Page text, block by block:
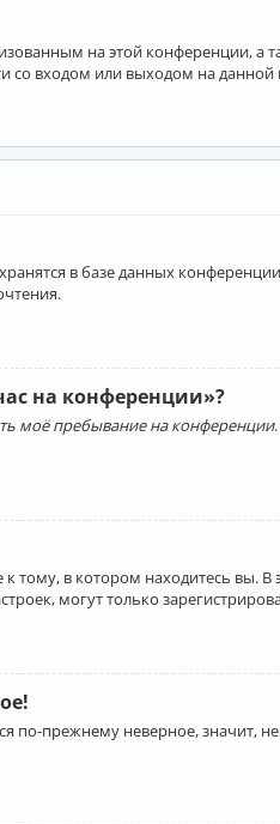
на этой конференции,
со входом или выходом на
в базе данных
на конференции»?
моё пребывание на конференции
в котором находитесь вы.
могут только
по-прежнему неверное, значит,